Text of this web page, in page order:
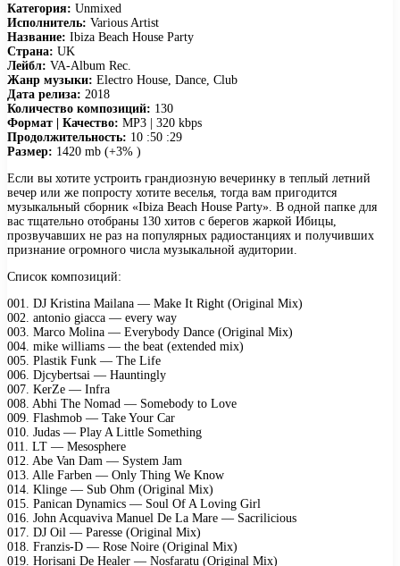
Категория: Unmixed
Исполнитель: Various Artist
Название: Ibiza Beach House Party
Страна: UK
Лейбл: VA-Album Rec.
Жанр музыки: Electro House, Dance, Club
Дата релиза: 2018
Количество композиций: 130
Формат | Качество: MP3 | 320 kbps
Продолжительность: 10 :50 :29
Размер: 1420 mb (+3% )
Если вы хотите устроить грандиозную вечеринку в теплый летний
вечер или же попросту хотите веселья, тогда вам пригодится
музыкальный сборник «Ibiza Beach House Party». В одной папке для
вас тщательно отобраны 130 хитов с берегов жаркой Ибицы,
прозвучавших не раз на популярных радиостанциях и получивших
признание огромного числа музыкальной аудитории.
Список композиций:
001. DJ Kristina Mailana — Make It Right (Original Mix)
002. antonio giacca — every way
003. Marco Molina — Everybody Dance (Original Mix)
004. mike williams — the beat (extended mix)
005. Plastik Funk — The Life
006. Djcybertsai — Hauntingly
007. KerZe — Infra
008. Abhi The Nomad — Somebody to Love
009. Flashmob — Take Your Car
010. Judas — Play A Little Something
011. LT — Mesosphere
012. Abe Van Dam — System Jam
013. Alle Farben — Only Thing We Know
014. Klinge — Sub Ohm (Original Mix)
015. Panican Dynamics — Soul Of A Loving Girl
016. John Acquaviva Manuel De La Mare — Sacrilicious
017. DJ Oil — Paresse (Original Mix)
018. Franzis-D — Rose Noire (Original Mix)
019. Horisani De Healer — Nosfaratu (Original Mix)